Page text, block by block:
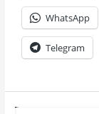
WhatsApp
Telegram